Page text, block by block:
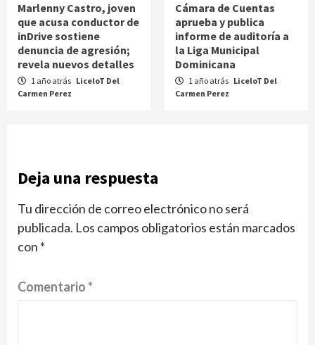
Marlenny Castro, joven
que acusa conductor de
inDrive sostiene
denuncia de agresión;
revela nuevos detalles
1 año atrás LiceloT Del
Carmen Perez
Cámara de Cuentas
aprueba y publica
informe de auditoría a
la Liga Municipal
Dominicana
1 año atrás LiceloT Del
Carmen Perez
Deja una respuesta
Tu dirección de correo electrónico no será
publicada. Los campos obligatorios están marcados
con *
Comentario*